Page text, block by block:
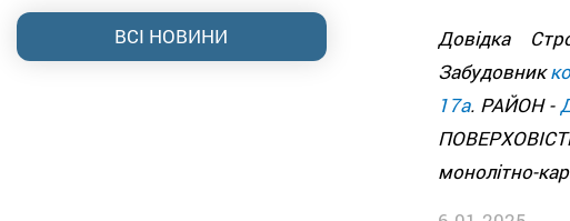
ВСІ НОВИНИ Довідка
Забудовник
17а. РАЙОН -
монолітно-